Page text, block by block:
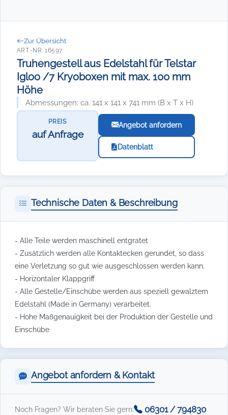
Zur Übersicht
ART.-NR. 16597
Truhengestell aus Edelstahl für Telstar
Igloo /7 Kryoboxen mit max. 100 mm
Höhe
Abmessungen: ca. 141 x 141 x 741 mm (B x T x H)
PREIS
auf Anfrage
Angebot anfordern
Datenblatt
Technische Daten & Beschreibung
- Alle Teile werden maschinell entgratet
- Zusätzlich werden alle Kontaktecken gerundet, so dass
eine Verletzung so gut wie ausgeschlossen werden kann.
- Horizontaler Klappgriff
- Alle Gestelle/Einschübe werden aus speziell gewalztem
Edelstahl (Made in Germany) verarbeitet.
- Hohe Maßgenauigkeit bei der Produktion der Gestelle und
Einschübe
Angebot anfordern & Kontakt
Noch Fragen? Wir beraten Sie gern: 06301 / 794830